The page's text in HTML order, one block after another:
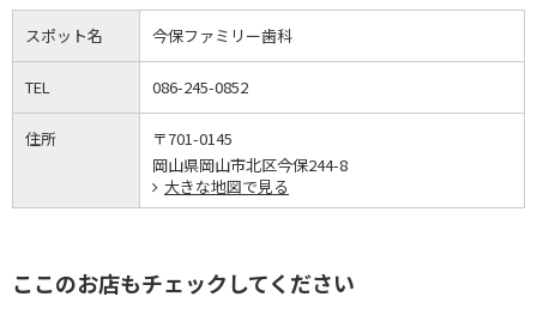
スポット名 今保ファミリー歯科
TEL 086-245-0852
住所
〒701-0145
岡山県岡山市北区今保244-8
大きな地図で見る
ここのお店もチェックしてください